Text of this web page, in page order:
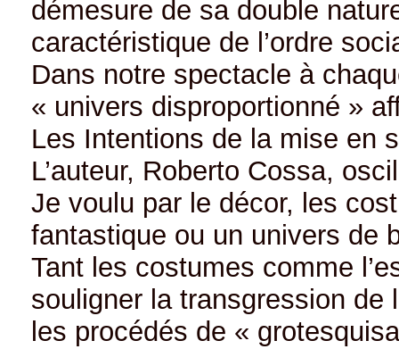
démesure de sa double
caractéristique de l’ordre
Dans notre spectacle à
« univers disproportionné »
Les Intentions de la mise en
L’auteur, Roberto Cossa,
Je voulu par le décor, les
fantastique ou un univers de
Tant les costumes comme
souligner la transgression de
les procédés de «